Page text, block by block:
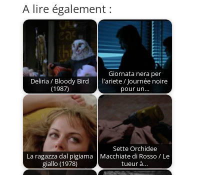
A lire également :
Deliria / Bloody Bird
(1987)
Giornata nera per
l'ariete / Journée noire
pour un…
La ragazza dal pigiama
giallo (1978)
Sette Orchidee
Macchiate di Rosso / Le
tueur à…